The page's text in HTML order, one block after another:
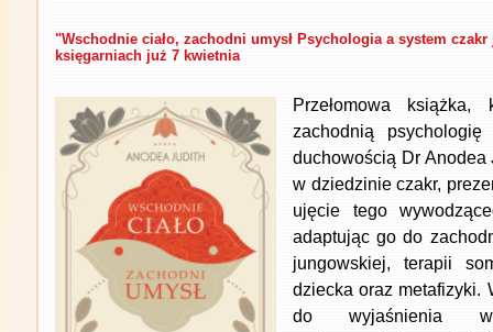
"Wschodnie ciało, zachodni umysł Psychologia a system
księgarniach już 7 kwietnia
Przełomowa książka,
zachodnią
duchowością Dr Anodea
w dziedzinie czakr,
ujęcie tego
adaptując go do
jungowskiej, terapii
dziecka oraz metafizyki.
do wyjaśnienia